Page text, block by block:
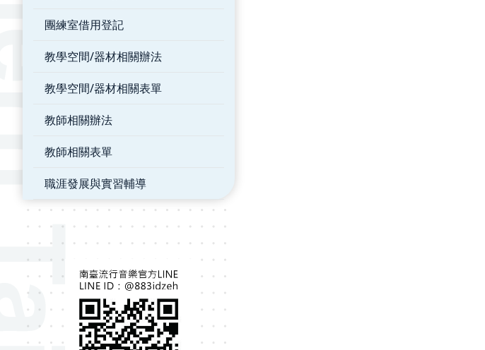
團練室借用登記
教學空間/器材相關辦法
教學空間/器材相關表單
教師相關辦法
教師相關表單
職涯發展與實習輔導